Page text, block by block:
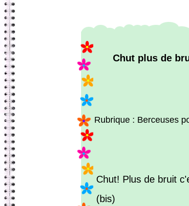
Chut plus de
Rubrique : Berceuses
Chut! Plus de bruit
(bis)